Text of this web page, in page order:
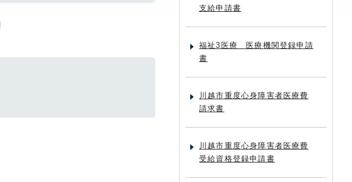
支給申請書
福祉3医療 医療機関登録申請
書
川越市重度心身障害者医療費
請求書
川越市重度心身障害者医療費
受給資格登録申請書